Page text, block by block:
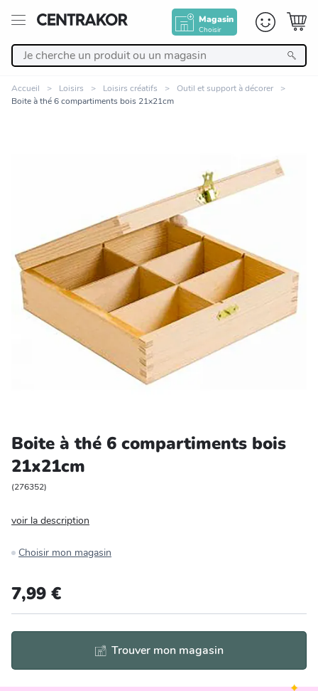
Magasin
Choisir
Meuble
Cuisine et art de la table
Salle de bain et beauté
Entretien et rangement
Bricolage et auto
Jardin et plein air
Accueil Loisirs Loisirs créatifs
Outil et support à décorer
Boite à thé 6 compartiments bois 21x21cm
Zoomer sur l'image
Boite à thé 6 compartiments bois
21x21cm
(276352)
voir la description
Choisir mon magasin
7,99 €
Trouver mon magasin